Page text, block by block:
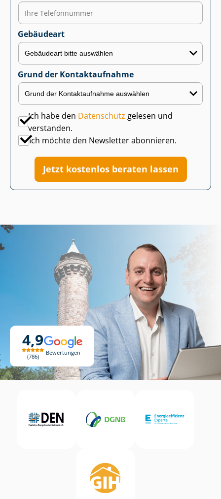
4,9
786
Bewertungen
Gebäudeart
Grund der Kontaktaufnahme
Ich habe den Datenschutz gelesen und
verstanden.
Ich möchte den Newsletter abonnieren.
Jetzt kostenlos beraten lassen